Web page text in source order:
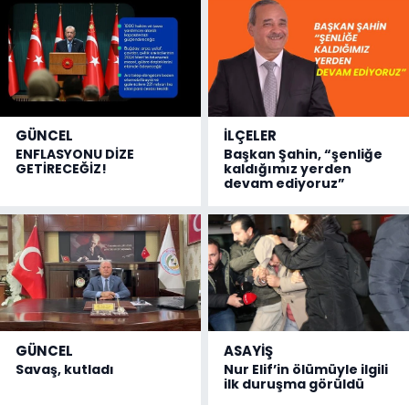
GÜNCEL
ENFLASYONU DİZE
GETİRECEĞİZ!
İLÇELER
Başkan Şahin, “şenliğe
kaldığımız yerden
devam ediyoruz”
GÜNCEL
Savaş, kutladı
ASAYİŞ
Nur Elif’in ölümüyle ilgili
ilk duruşma görüldü